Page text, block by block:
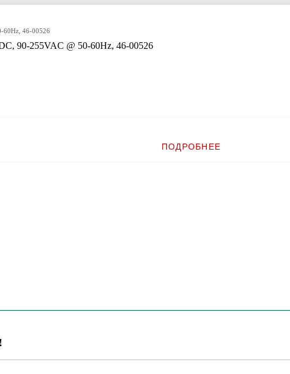
60Hz, 46-00526
90-255VAC @ 50-60Hz, 46-00526
@ 50-60Hz, LV6, for use with cabled connections and Xenon and Voyager bases.
ПОДРОБНЕЕ